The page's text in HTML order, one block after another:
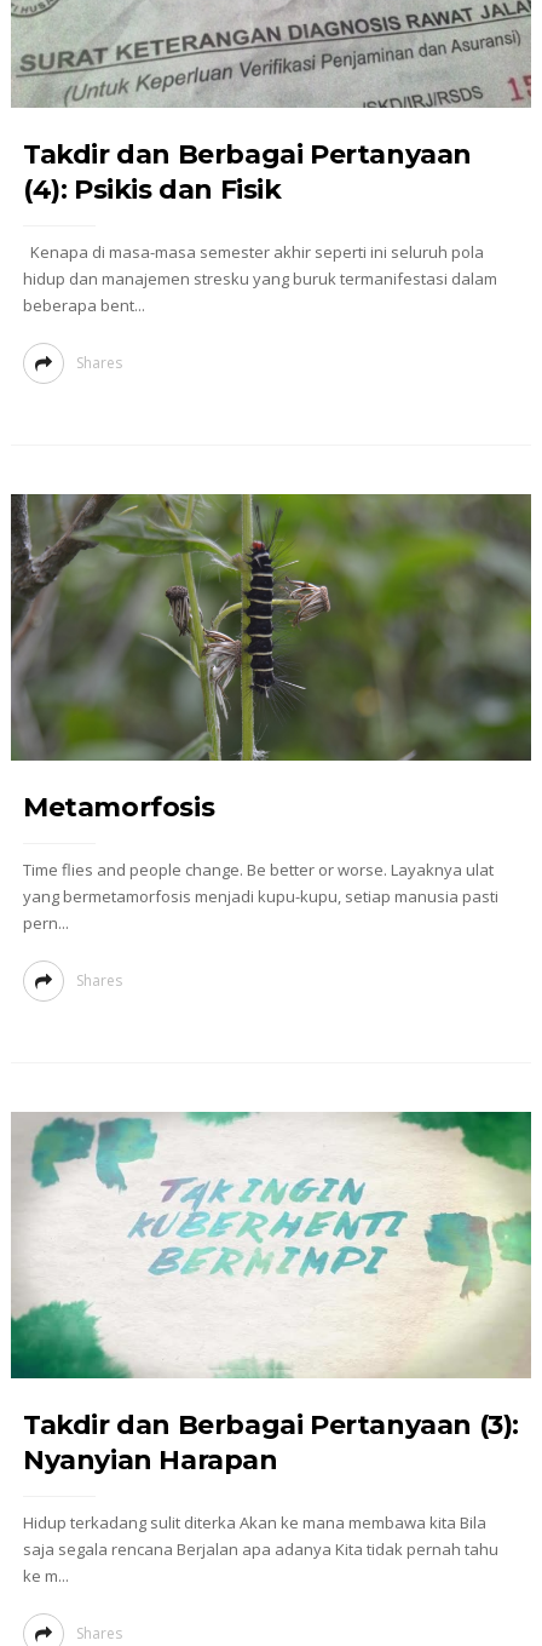
Takdir dan Berbagai Pertanyaan
(4): Psikis dan Fisik
Kenapa di masa-masa semester akhir seperti ini seluruh pola
hidup dan manajemen stresku yang buruk termanifestasi dalam
beberapa bent...
Shares
Metamorfosis
Time flies and people change. Be better or worse. Layaknya ulat
yang bermetamorfosis menjadi kupu-kupu, setiap manusia pasti
pern...
Shares
Takdir dan Berbagai Pertanyaan (3):
Nyanyian Harapan
Hidup terkadang sulit diterka Akan ke mana membawa kita Bila
saja segala rencana Berjalan apa adanya Kita tidak pernah tahu
ke m...
Shares